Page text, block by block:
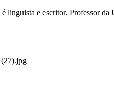
e escritor. Professor